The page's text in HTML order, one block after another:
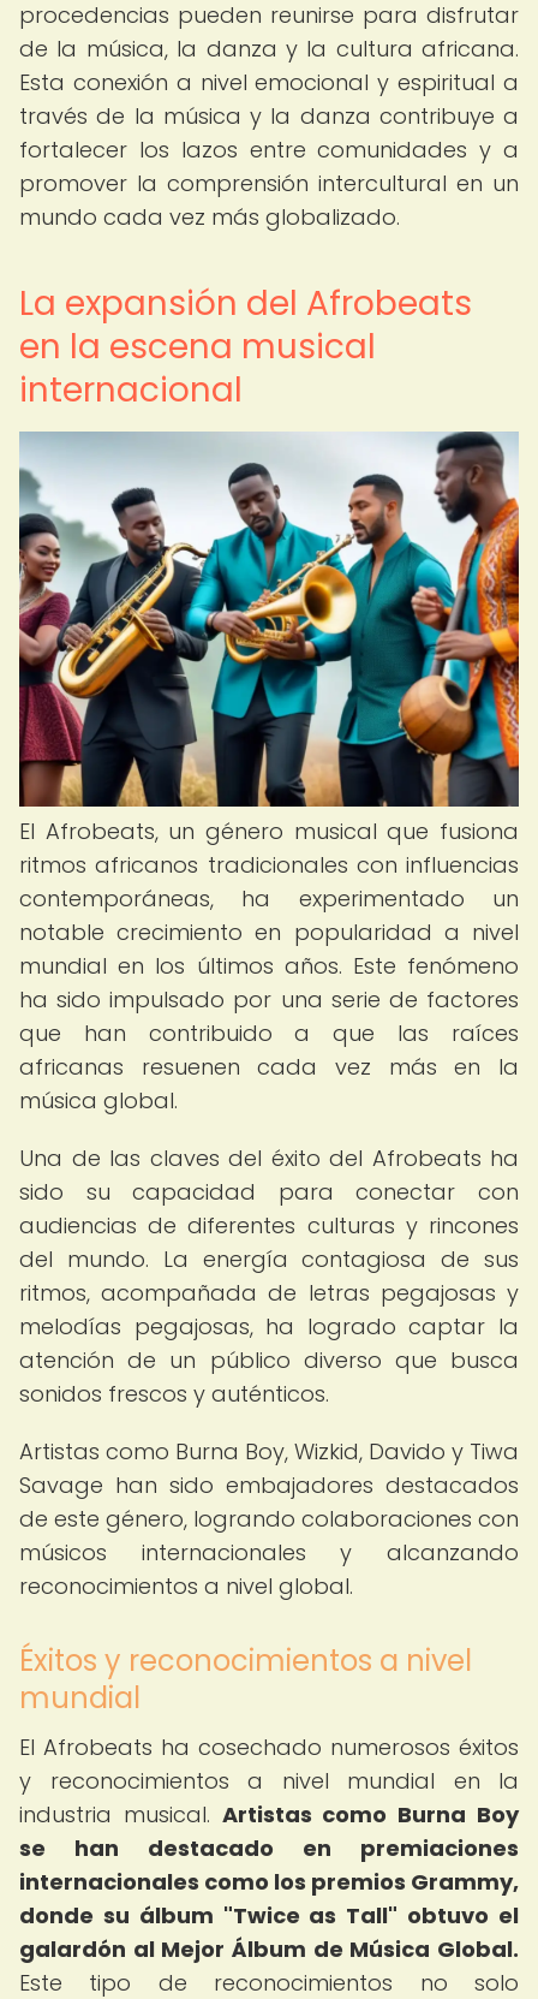
procedencias pueden reunirse para disfrutar
de la música, la danza y la cultura africana.
Esta conexión a nivel emocional y espiritual a
través de la música y la danza contribuye a
fortalecer los lazos entre comunidades y a
promover la comprensión intercultural en un
mundo cada vez más globalizado.
La expansión del Afrobeats
en la escena musical
internacional
El Afrobeats, un género musical que fusiona
ritmos africanos tradicionales con influencias
contemporáneas, ha experimentado un
notable crecimiento en popularidad a nivel
mundial en los últimos años. Este fenómeno
ha sido impulsado por una serie de factores
que han contribuido a que las raíces
africanas resuenen cada vez más en la
música global.
Una de las claves del éxito del Afrobeats ha
sido su capacidad para conectar con
audiencias de diferentes culturas y rincones
del mundo. La energía contagiosa de sus
ritmos, acompañada de letras pegajosas y
melodías pegajosas, ha logrado captar la
atención de un público diverso que busca
sonidos frescos y auténticos.
Artistas como Burna Boy, Wizkid, Davido y Tiwa
Savage han sido embajadores destacados
de este género, logrando colaboraciones con
músicos internacionales y alcanzando
reconocimientos a nivel global.
Éxitos y reconocimientos a nivel
mundial
El Afrobeats ha cosechado numerosos éxitos
y reconocimientos a nivel mundial en la
industria musical. Artistas como Burna Boy
se han destacado en premiaciones
internacionales como los premios Grammy,
donde su álbum "Twice as Tall" obtuvo el
galardón al Mejor Álbum de Música Global.
Este tipo de reconocimientos no solo